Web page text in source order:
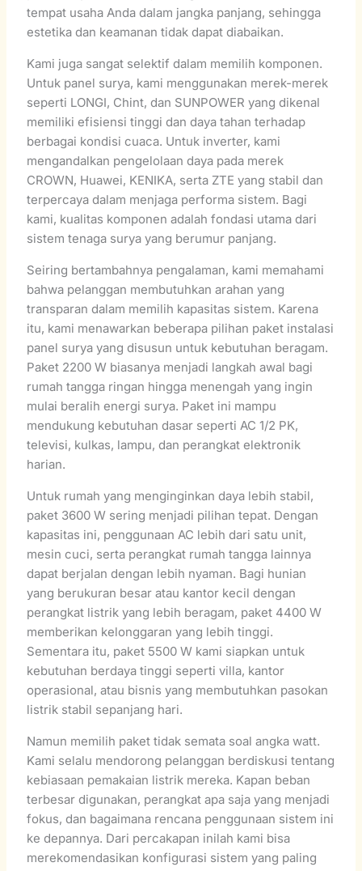
tempat usaha Anda dalam jangka panjang, sehingga
estetika dan keamanan tidak dapat diabaikan.
Kami juga sangat selektif dalam memilih komponen.
Untuk panel surya, kami menggunakan merek-merek
seperti LONGI, Chint, dan SUNPOWER yang dikenal
memiliki efisiensi tinggi dan daya tahan terhadap
berbagai kondisi cuaca. Untuk inverter, kami
mengandalkan pengelolaan daya pada merek
CROWN, Huawei, KENIKA, serta ZTE yang stabil dan
terpercaya dalam menjaga performa sistem. Bagi
kami, kualitas komponen adalah fondasi utama dari
sistem tenaga surya yang berumur panjang.
Seiring bertambahnya pengalaman, kami memahami
bahwa pelanggan membutuhkan arahan yang
transparan dalam memilih kapasitas sistem. Karena
itu, kami menawarkan beberapa pilihan paket instalasi
panel surya yang disusun untuk kebutuhan beragam.
Paket 2200 W biasanya menjadi langkah awal bagi
rumah tangga ringan hingga menengah yang ingin
mulai beralih energi surya. Paket ini mampu
mendukung kebutuhan dasar seperti AC 1/2 PK,
televisi, kulkas, lampu, dan perangkat elektronik
harian.
Untuk rumah yang menginginkan daya lebih stabil,
paket 3600 W sering menjadi pilihan tepat. Dengan
kapasitas ini, penggunaan AC lebih dari satu unit,
mesin cuci, serta perangkat rumah tangga lainnya
dapat berjalan dengan lebih nyaman. Bagi hunian
yang berukuran besar atau kantor kecil dengan
perangkat listrik yang lebih beragam, paket 4400 W
memberikan kelonggaran yang lebih tinggi.
Sementara itu, paket 5500 W kami siapkan untuk
kebutuhan berdaya tinggi seperti villa, kantor
operasional, atau bisnis yang membutuhkan pasokan
listrik stabil sepanjang hari.
Namun memilih paket tidak semata soal angka watt.
Kami selalu mendorong pelanggan berdiskusi tentang
kebiasaan pemakaian listrik mereka. Kapan beban
terbesar digunakan, perangkat apa saja yang menjadi
fokus, dan bagaimana rencana penggunaan sistem ini
ke depannya. Dari percakapan inilah kami bisa
merekomendasikan konfigurasi sistem yang paling